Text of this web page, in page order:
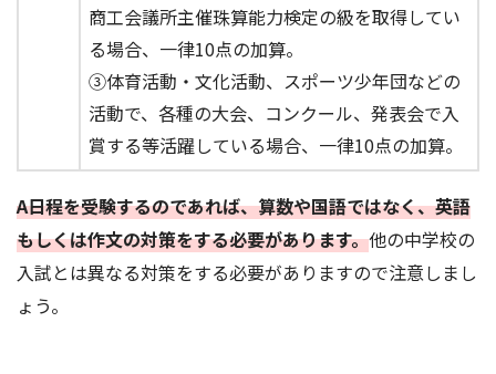
商工会議所主催珠算能力検定の級を取得してい
る場合、一律10点の加算。
③体育活動・文化活動、スポーツ少年団などの
活動で、各種の大会、コンクール、発表会で入
賞する等活躍している場合、一律10点の加算。
A日程を受験するのであれば、算数や国語ではなく、英語
もしくは作文の対策をする必要があります。他の中学校の
入試とは異なる対策をする必要がありますので注意しまし
ょう。